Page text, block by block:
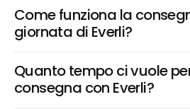
Come funziona la
giornata di Everli?
Quanto tempo ci vuole
consegna con Everli?